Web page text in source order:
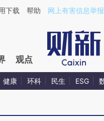
iw7oMdiF](https://
下载 帮助 网上有害信息举
观点
健康 环科 民生 ESG